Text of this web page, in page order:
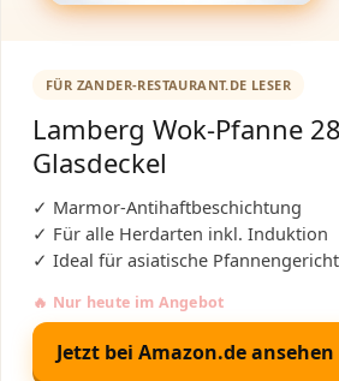
FÜR ZANDER-RESTAURANT.DE LESER
Lamberg Wok-Pfanne
Glasdeckel
✓ Marmor-Antihaftbeschichtung
✓ Für alle Herdarten inkl. Induktion
✓ Ideal für asiatische
🔥 Nur heute im Angebot
Jetzt bei Amazon.de